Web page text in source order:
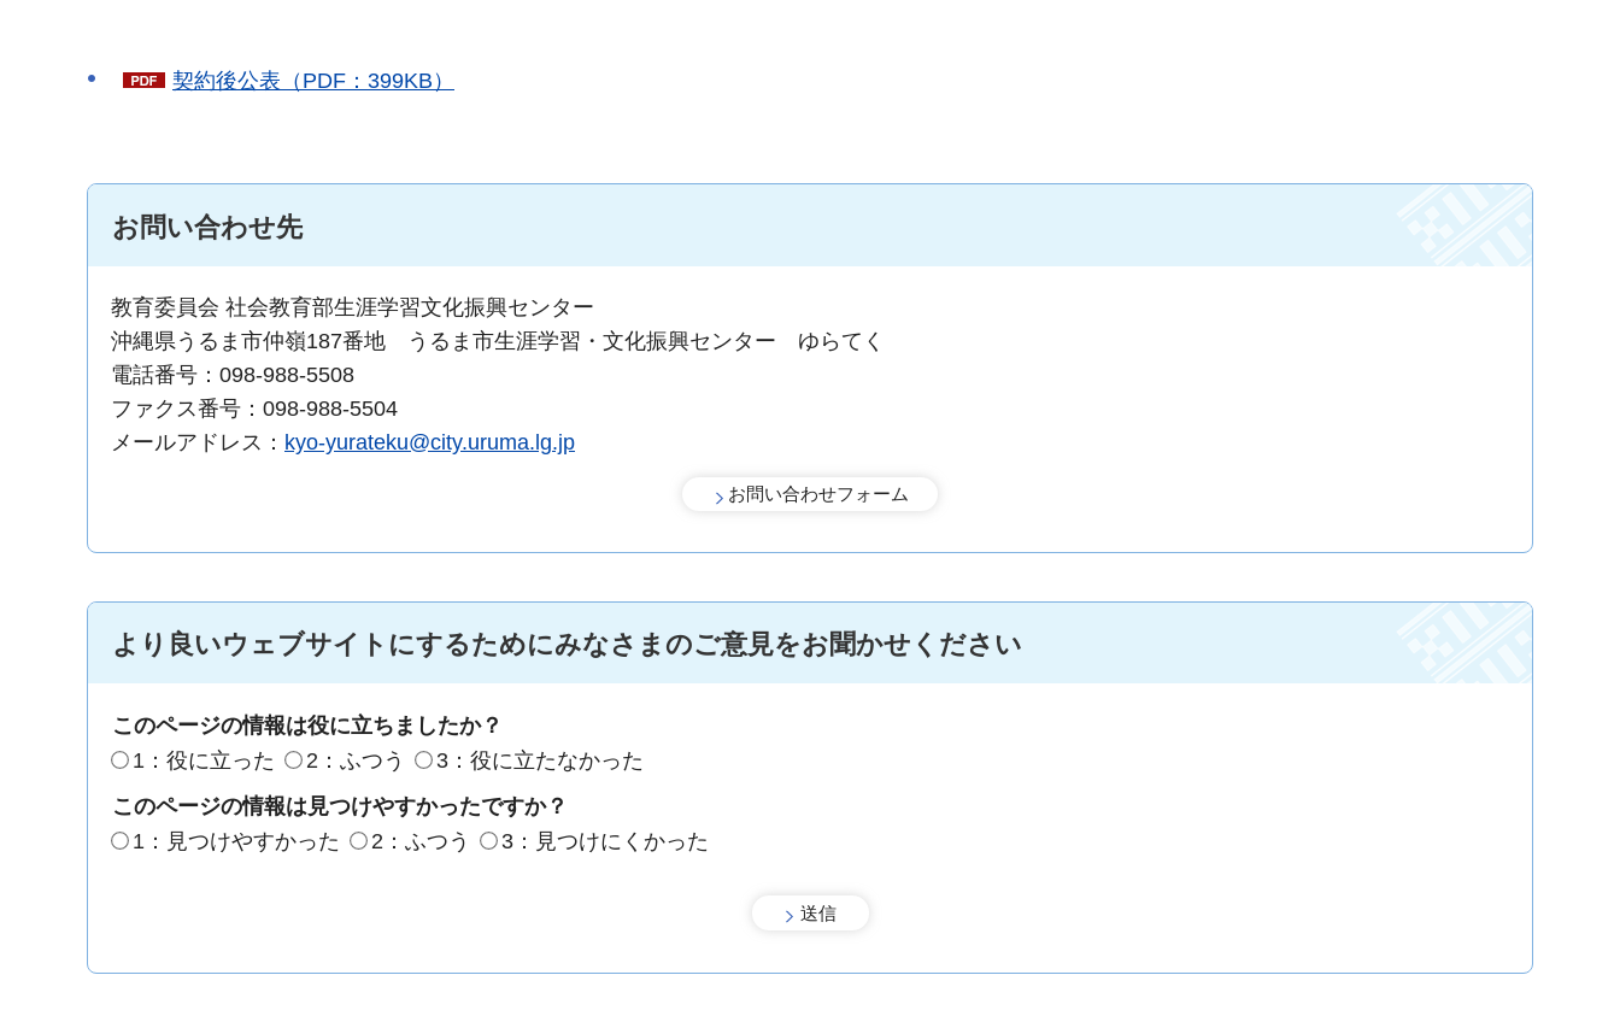
契約後公表（PDF：399KB）
お問い合わせ先
教育委員会 社会教育部生涯学習文化振興センター
沖縄県うるま市仲嶺187番地 うるま市生涯学習・文化振興センター ゆらてく
電話番号：098-988-5508
ファクス番号：098-988-5504
メールアドレス： kyo-yurateku@city.uruma.lg.jp
より良いウェブサイトにするためにみなさまのご意見をお聞かせください
このページの情報は役に立ちましたか？
1：役に立った
2：ふつう
3：役に立たなかった
このページの情報は見つけやすかったですか？
1：見つけやすかった
2：ふつう 3：見つけにくかった